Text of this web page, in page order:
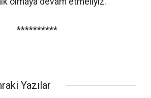
**********
Yazılar